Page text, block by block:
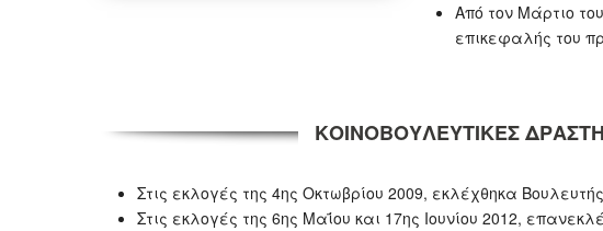
Από τον Μάρτιο
επικεφαλής του
ΚΟΙΝΟΒΟΥΛΕΥΤΙΚΕΣ
Στις εκλογές της 4ης Οκτωβρίου 2009, εκλέχθηκα
Στις εκλογές της 6ης Μαΐου και 17ης Ιουνίου 2012,